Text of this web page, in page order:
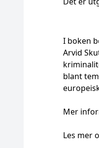
I boken
Arvid
blant
Mer
Les mer